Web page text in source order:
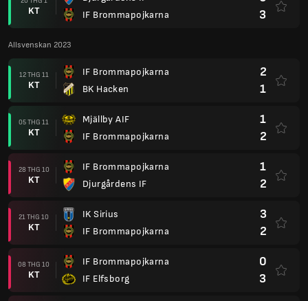
KT
IF Brommapojkarna
3
Allsvenskan 2023
12 THG 11
KT
IF Brommapojkarna
BK Hacken
2
1
05 THG 11
KT
Mjällby AIF
IF Brommapojkarna
1
2
28 THG 10
KT
IF Brommapojkarna
Djurgårdens IF
1
2
21 THG 10
KT
IK Sirius
IF Brommapojkarna
3
2
08 THG 10
KT
IF Brommapojkarna
IF Elfsborg
0
3